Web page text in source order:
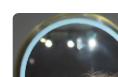
من الملح والسلفات
خالية من الملح والسلفات